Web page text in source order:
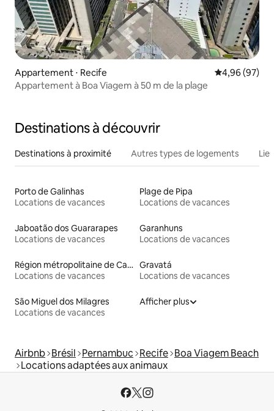
Appartement ⋅ Recife Évaluation
4,96 (97)
Appartement à Boa Viagem à 50 m de la plage
Destinations à découvrir
Destinations à proximité Autres types de logements
Porto de Galinhas
Locations de vacances
Plage de Pipa
Locations de vacances
Jaboatão dos Guararapes
Locations de vacances
Garanhuns
Locations de vacances
Région métropolitaine de Campina Grande
Locations de vacances
Gravatá
Locations de vacances
São Miguel dos Milagres
Locations de vacances
Afficher plus
Airbnb Brésil Pernambuc Recife Boa Viagem Beach
Locations adaptées aux animaux